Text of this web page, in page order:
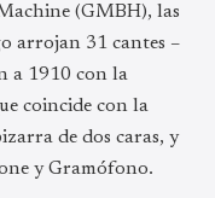
(GMBH), las
arrojan 31 cantes –
a 1910 con la
coincide con la
de dos caras, y
y Gramófono.